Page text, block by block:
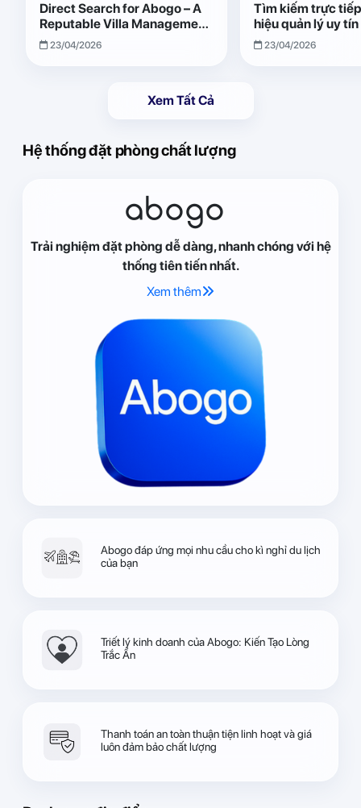
Direct Search for Abogo – A
Reputable Villa Management
Brand with Transparent and
Effective Operations
23/04/2026
Tìm kiếm trực
hiệu quản lý uy
Giải pháp vận
quả, minh bạch
23/04/2026
Xem Tất Cả
Hệ thống đặt phòng chất lượng
abogo
Trải nghiệm đặt phòng dễ dàng, nhanh chóng với hệ
thống tiên tiến nhất.
Xem thêm
Abogo đáp ứng mọi nhu cầu cho kì nghỉ du lịch
của bạn
Triết lý kinh doanh của Abogo: Kiến Tạo Lòng
Trắc Ẩn
Thanh toán an toàn thuận tiện linh hoạt và giá
luôn đảm bảo chất lượng